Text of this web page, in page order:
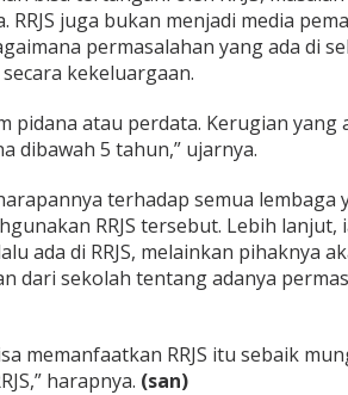
RRJS juga bukan menjadi media
permasalahan yang ada di
kekeluargaan.
pidana atau perdata. Kerugian yang
dibawah 5 tahun,” ujarnya.
terhadap semua lembaga
RRJS tersebut. Lebih lanjut,
ada di RRJS, melainkan pihaknya
dari sekolah tentang adanya
memanfaatkan RRJS itu sebaik
harapnya. (san)